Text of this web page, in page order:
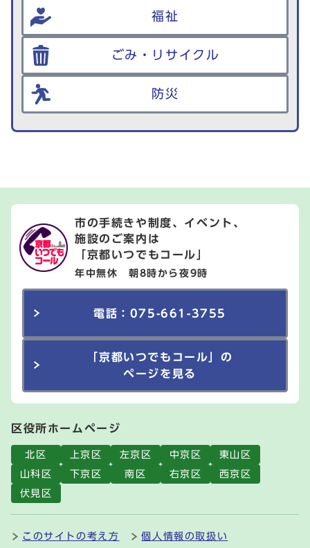
福祉
ごみ・リサイクル
防災
市の手続きや制度、イベント、
施設のご案内は
「京都いつでもコール」
年中無休 朝8時から夜9時
電話：075-661-3755
「京都いつでもコール」の
ページを見る
区役所ホームページ
北区 上京区 左京区 中京区
東山区
山科区
下京区 南区 右京区
西京区
伏見区
このサイトの考え方 個人情報の取扱い